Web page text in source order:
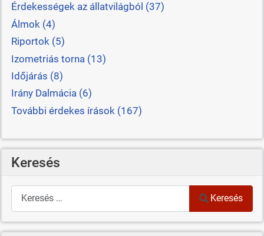
Érdekességek az állatvilágból (37)
Álmok (4)
Riportok (5)
Izometriás torna (13)
Időjárás (8)
Irány Dalmácia (6)
További érdekes írások (167)
Keresés
Keresés
Keresés